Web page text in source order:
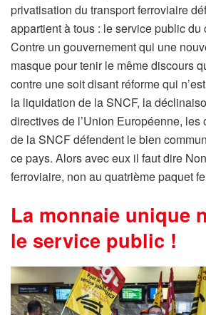
privatisation du transport ferroviaire
appartient à tous : le service public du
Contre un gouvernement qui une
masque pour tenir le même discours
contre une soit disant réforme qui
la liquidation de la SNCF, la
directives de l’Union Européenne, les
de la SNCF défendent le bien
ce pays. Alors avec eux il faut dire
ferroviaire, non au quatrième paquet
La monnaie unique
le service public !